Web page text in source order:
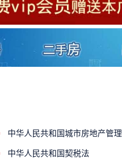
中华人民共和国城市房地产管
中华人民共和国契税法